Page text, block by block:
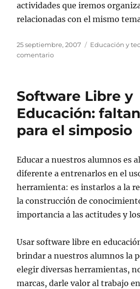
actividades que iremos
relacionadas con el mismo
Publicado
el
25 septiembre, 2007 Categorías
Educación y
comentarioen
Libre
Educación
Software Libre y
Educación:
para el simposio
Educar a nuestros alumnos es
diferente a entrenarlos en el
herramienta: es instarlos a la
la construcción de
importancia a las actitudes y
Usar software libre en
brindar a nuestros alumnos la
elegir diversas herramientas,
marcas, darle valor al trabajo